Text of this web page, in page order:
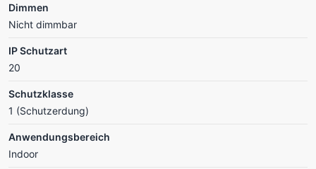
Dimmen
Nicht dimmbar
IP Schutzart
20
Schutzklasse
1 (Schutzerdung)
Anwendungsbereich
Indoor